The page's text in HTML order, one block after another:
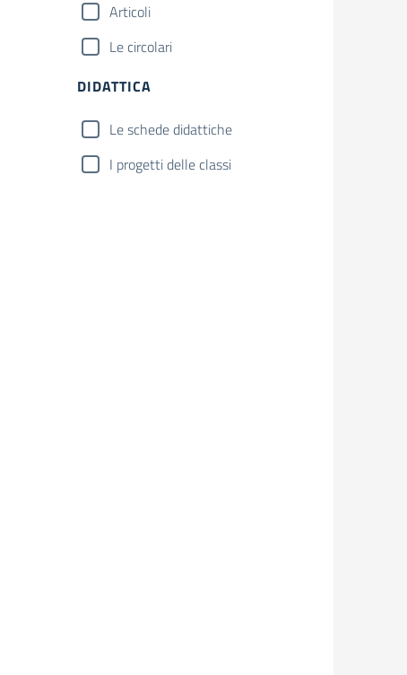
Articoli
Le circolari
DIDATTICA
Le schede didattiche
I progetti delle classi